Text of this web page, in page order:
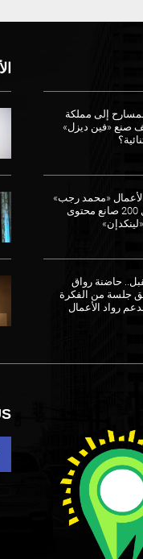
إلى مملكة
صنع «فين ديزل»
الأعمال «محمد رجب»
ضمن أفضل 200 صانع محتوى
حاضنة رواق
جلسة من الفكرة
رواد الأعمال